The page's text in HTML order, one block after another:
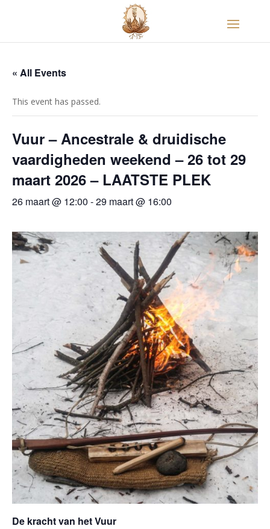
« All Events
This event has passed.
Vuur – Ancestrale & druidische
vaardigheden weekend – 26 tot 29
maart 2026 – LAATSTE PLEK
26 maart @ 12:00 -29 maart @ 16:00
De kracht van het Vuur